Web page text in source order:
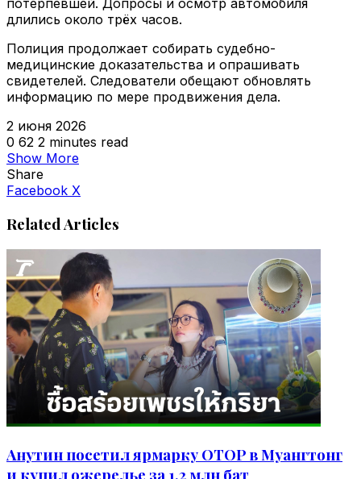
потерпевшей. Допросы и осмотр автомобиля
длились около трёх часов.
Полиция продолжает собирать судебно-
медицинские доказательства и опрашивать
свидетелей. Следователи обещают обновлять
информацию по мере продвижения дела.
2 июня 2026
0 62 2 minutes read
Show More
Share
Facebook X
Related Articles
Анутин посетил ярмарку OTOP в Муангтонг
и купил ожерелье за 1,2 млн бат